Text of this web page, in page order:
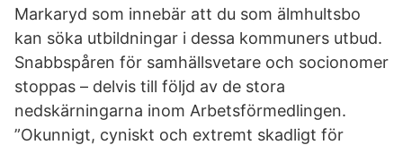
Markaryd som innebär att du som älmhultsbo
kan söka utbildningar i dessa kommuners utbud.
Snabbspåren för samhällsvetare och socionomer
stoppas – delvis till följd av de stora
nedskärningarna inom Arbetsförmedlingen.
”Okunnigt, cyniskt och extremt skadligt för